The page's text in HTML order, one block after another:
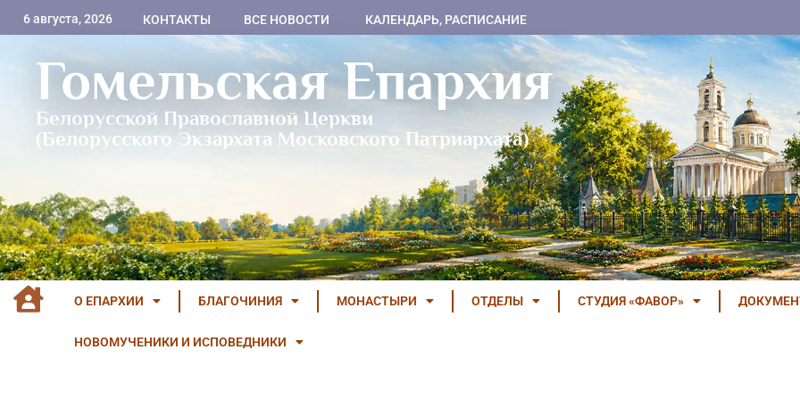
6 августа, 2026 КОНТАКТЫ ВСЕ НОВОСТИ КАЛЕНДАРЬ, РАСПИСАНИЕ
Гомельская Епархия
Белорусской Православной Церкви
(Белорусского Экзархата Московского Патриархата)
О ЕПАРХИИ БЛАГОЧИНИЯ МОНАСТЫРИ ОТДЕЛЫ СТУДИЯ «ФАВОР»
НОВОМУЧЕНИКИ И ИСПОВЕДНИКИ